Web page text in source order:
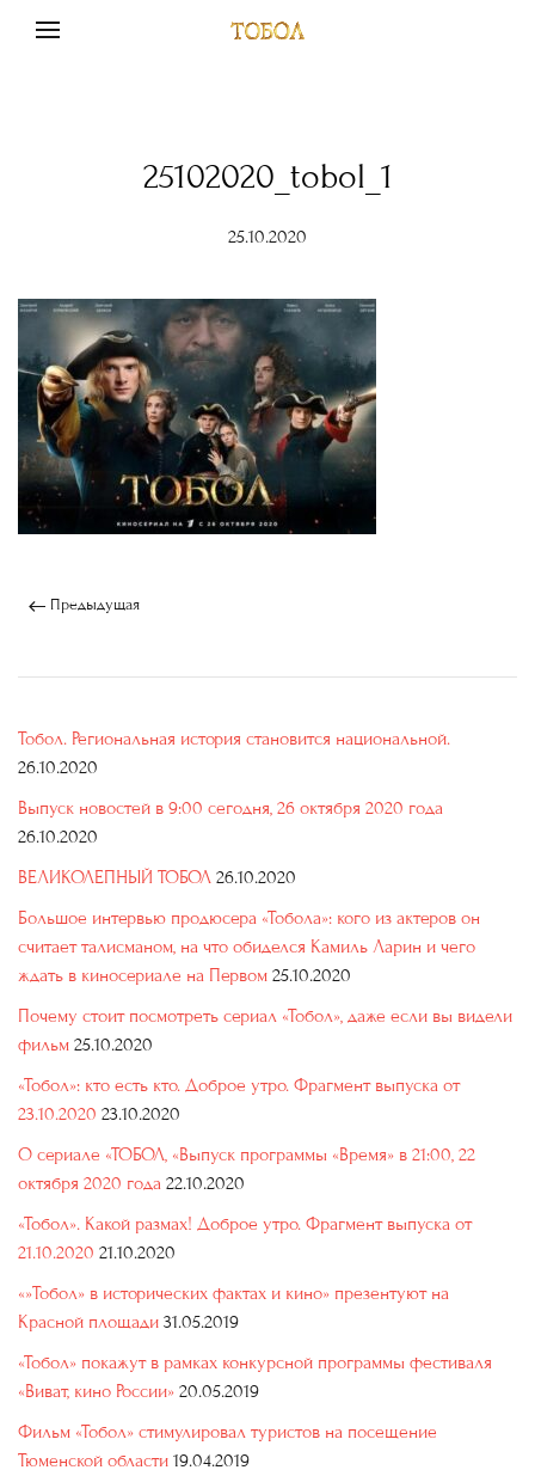
25102020_tobol_1
25.10.2020
Предыдущая
Тобол. Региональная история становится национальной.
26.10.2020
Выпуск новостей в 9:00 сегодня, 26 октября 2020 года
26.10.2020
ВЕЛИКОЛЕПНЫЙ ТОБОЛ 26.10.2020
Большое интервью продюсера «Тобола»: кого из актеров он
считает талисманом, на что обиделся Камиль Ларин и чего
ждать в киносериале на Первом 25.10.2020
Почему стоит посмотреть сериал «Тобол», даже если вы видели
фильм 25.10.2020
«Тобол»: кто есть кто. Доброе утро. Фрагмент выпуска от
23.10.2020 23.10.2020
О сериале «ТОБОЛ, «Выпуск программы «Время» в 21:00, 22
октября 2020 года 22.10.2020
«Тобол». Какой размах! Доброе утро. Фрагмент выпуска от
21.10.2020 21.10.2020
«»Тобол» в исторических фактах и кино» презентуют на
Красной площади 31.05.2019
«Тобол» покажут в рамках конкурсной программы фестиваля
«Виват, кино России» 20.05.2019
Фильм «Тобол» стимулировал туристов на посещение
Тюменской области 19.04.2019